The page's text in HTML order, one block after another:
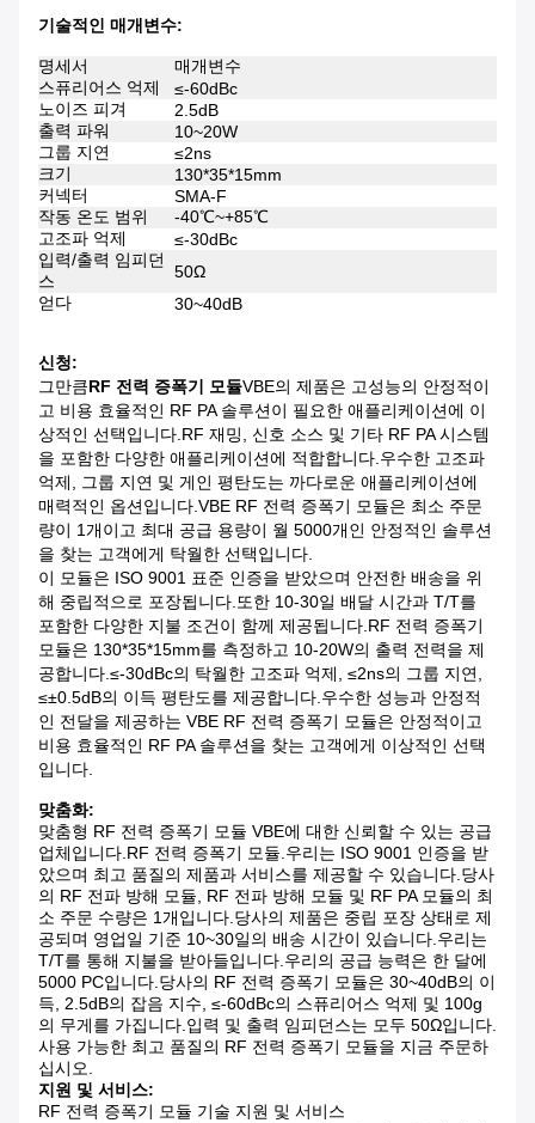
기술적인 매개변수:
명세서
매개변수
스퓨리어스 억제
≤-60dBc
노이즈 피겨
2.5dB
출력 파워
10~20W
그룹 지연
≤2ns
크기
130*35*15mm
커넥터
SMA-F
작동 온도 범위
-40℃~+85℃
고조파 억제
≤-30dBc
입력/출력 임피던
스
50Ω
얻다
30~40dB
신청:
그만큼RF 전력 증폭기 모듈VBE의 제품은 고성능의 안정적이
고 비용 효율적인 RF PA 솔루션이 필요한 애플리케이션에 이
상적인 선택입니다.RF 재밍, 신호 소스 및 기타 RF PA 시스템
을 포함한 다양한 애플리케이션에 적합합니다.우수한 고조파
억제, 그룹 지연 및 게인 평탄도는 까다로운 애플리케이션에
매력적인 옵션입니다.VBE RF 전력 증폭기 모듈은 최소 주문
량이 1개이고 최대 공급 용량이 월 5000개인 안정적인 솔루션
을 찾는 고객에게 탁월한 선택입니다.
이 모듈은 ISO 9001 표준 인증을 받았으며 안전한 배송을 위
해 중립적으로 포장됩니다.또한 10-30일 배달 시간과 T/T를
포함한 다양한 지불 조건이 함께 제공됩니다.RF 전력 증폭기
모듈은 130*35*15mm를 측정하고 10-20W의 출력 전력을 제
공합니다.≤-30dBc의 탁월한 고조파 억제, ≤2ns의 그룹 지연,
≤±0.5dB의 이득 평탄도를 제공합니다.우수한 성능과 안정적
인 전달을 제공하는 VBE RF 전력 증폭기 모듈은 안정적이고
비용 효율적인 RF PA 솔루션을 찾는 고객에게 이상적인 선택
입니다.
맞춤화:
맞춤형 RF 전력 증폭기 모듈 VBE에 대한 신뢰할 수 있는 공급
업체입니다.RF 전력 증폭기 모듈.우리는 ISO 9001 인증을 받
았으며 최고 품질의 제품과 서비스를 제공할 수 있습니다.당사
의 RF 전파 방해 모듈, RF 전파 방해 모듈 및 RF PA 모듈의 최
소 주문 수량은 1개입니다.당사의 제품은 중립 포장 상태로 제
공되며 영업일 기준 10~30일의 배송 시간이 있습니다.우리는
T/T를 통해 지불을 받아들입니다.우리의 공급 능력은 한 달에
5000 PC입니다.당사의 RF 전력 증폭기 모듈은 30~40dB의 이
득, 2.5dB의 잡음 지수, ≤-60dBc의 스퓨리어스 억제 및 100g
의 무게를 가집니다.입력 및 출력 임피던스는 모두 50Ω입니다.
사용 가능한 최고 품질의 RF 전력 증폭기 모듈을 지금 주문하
십시오.
지원 및 서비스:
RF 전력 증폭기 모듈 기술 지원 및 서비스